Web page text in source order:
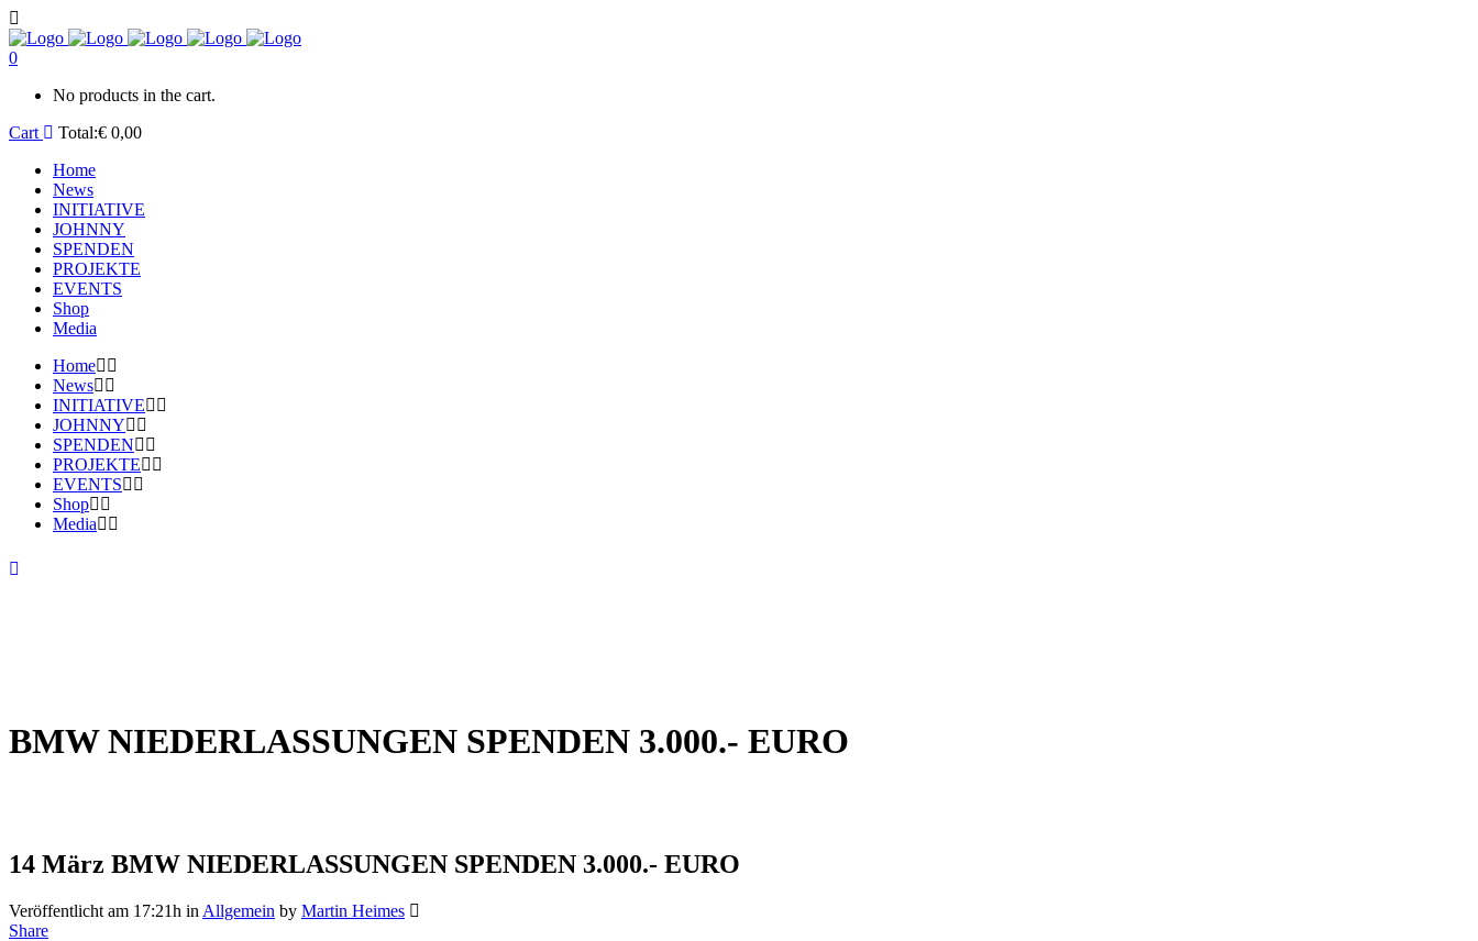
0
No products in the cart.
Cart
Total:€ 0,00
Home
News
INITIATIVE
JOHNNY
SPENDEN
PROJEKTE
EVENTS
Shop
Media
Home
News
INITIATIVE
JOHNNY
SPENDEN
PROJEKTE
EVENTS
Shop
Media
BMW NIEDERLASSUNGEN SPENDEN 3.000.- EURO
14 März BMW NIEDERLASSUNGEN SPENDEN 3.000.- EURO
Veröffentlicht am 17:21h in Allgemein by Martin Heimes
Share